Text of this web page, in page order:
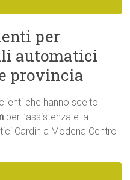
per
automatici
provincia
che hanno scelto
per l’assistenza e la
Cardin a Modena Centro